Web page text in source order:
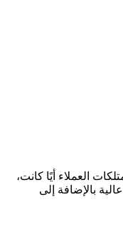
العملاء أيًا كانت،
بالإضافة إلى